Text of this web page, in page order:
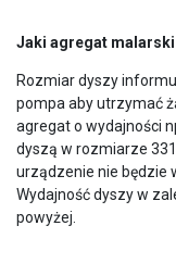
Jaki agregat
Rozmiar dyszy
pompa aby utrzymać
agregat o wydajności
dyszą w rozmiarze
urządzenie nie będzie
Wydajność dyszy w
powyżej.